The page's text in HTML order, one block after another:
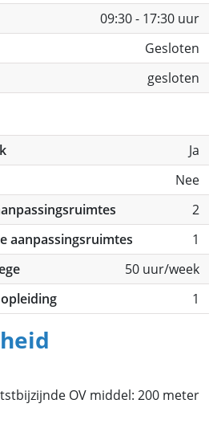
09:30 - 17:30 uur
Gesloten
gesloten
Ja
Nee
2
aanpassingsruimtes
1
50 uur/week
1
OV middel: 200 meter